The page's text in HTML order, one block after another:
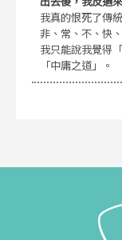
我真的恨死了傳
非、常、不、快
我只能說我覺得
「中庸之道」。